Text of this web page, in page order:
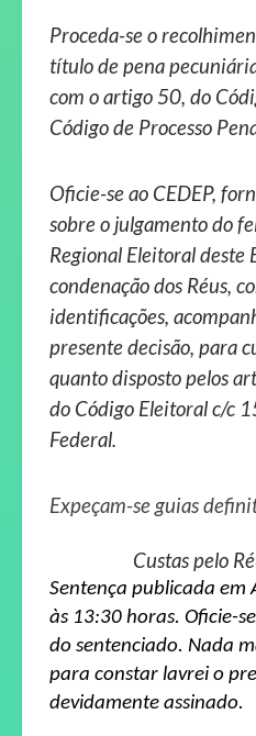
Proceda-se o
título de pena
com o artigo 50, do
Código de Processo
Oficie-se ao CEDEP,
sobre o julgamento do
Regional Eleitoral deste
condenação dos Réus,
identificações,
presente decisão, para
quanto disposto pelos
do Código Eleitoral c/c
Federal.
Expeçam-se guias
Custas pelo
Sentença publicada em
às 13:30 horas. Oficie-
do sentenciado. Nada
para constar lavrei o
devidamente assinado.